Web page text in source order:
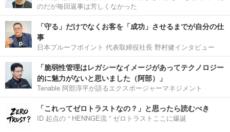
のだが毎回返事は芳しくなかった
「守る」だけでなくお客を「成功」させるまでが自分の仕
事
日本プルーフポイント 代表取締役社長 野村健インタビュー
「脆弱性管理はレガシーなイメージがあってテクノロジー
的に魅力がないと思いました（阿部）」
Tenable 阿部淳平が語るエクスポージャーマネジメント
「これってゼロトラストなの？」と思ったら読むべき
ID 起点の “ HENNGE流 ” ゼロトラストここに爆誕